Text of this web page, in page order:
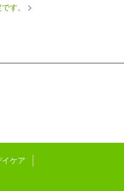
す。
イケア